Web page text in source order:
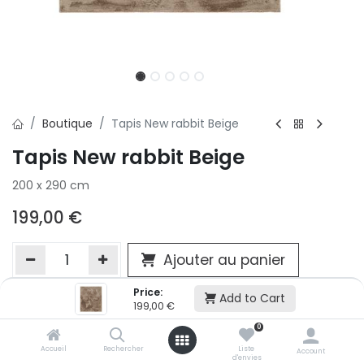
Price:
199,00 € Add to Cart
Accueil Rechercher
0
Liste
d'envies
Account
Boutique Tapis New rabbit Beige
Tapis New rabbit Beige
200 x 290 cm
199,00 €
Ajouter au panier
Ajouter à la liste d'envie
Si vous ne pouvez pas ajouter cet article dans votre panier
victime de son succès et momentanément indisponible.